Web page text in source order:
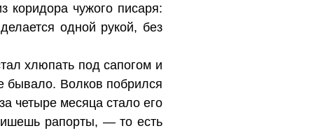
коридора чужого писаря:
одной рукой, без
хлюпать под сапогом и
бывало. Волков побрился
четыре месяца стало его
рапорты, — то есть